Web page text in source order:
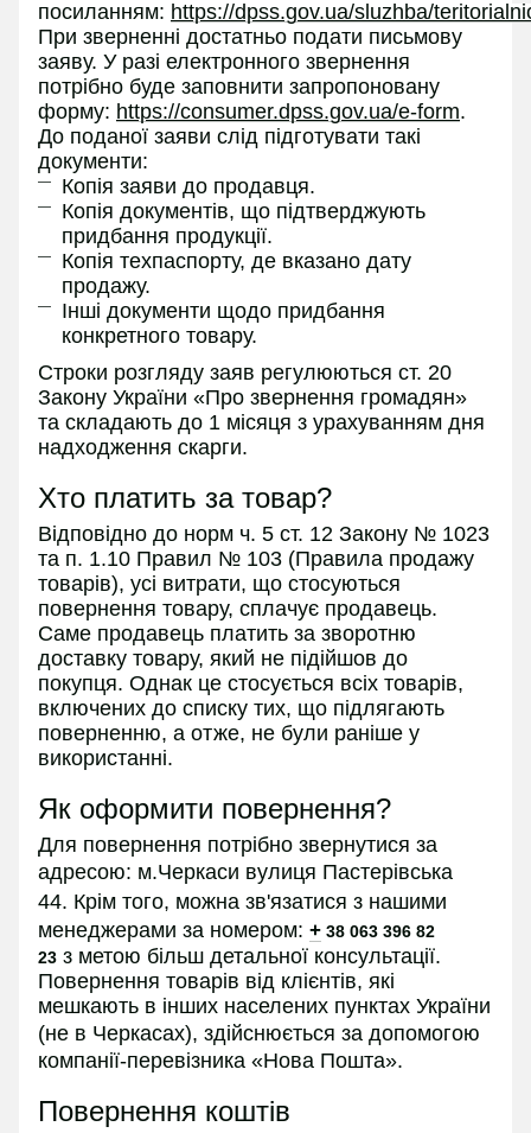
посиланням: https://dpss.gov.ua/sluzhba/
При зверненні достатньо подати письмову
заяву. У разі електронного звернення
потрібно буде заповнити запропоновану
форму: https://consumer.dpss.gov.ua/e-form.
До поданої заяви слід підготувати такі
документи:
Копія заяви до продавця.
Копія документів, що підтверджують
придбання продукції.
Копія техпаспорту, де вказано дату
продажу.
Інші документи щодо придбання
конкретного товару.
Строки розгляду заяв регулюються ст. 20
Закону України «Про звернення громадян»
та складають до 1 місяця з урахуванням дня
надходження скарги.
Хто платить за товар?
Відповідно до норм ч. 5 ст. 12 Закону № 1023
та п. 1.10 Правил № 103 (Правила продажу
товарів), усі витрати, що стосуються
повернення товару, сплачує продавець.
Саме продавець платить за зворотню
доставку товару, який не підійшов до
покупця. Однак це стосується всіх товарів,
включених до списку тих, що підлягають
поверненню, а отже, не були раніше у
використанні.
Як оформити повернення?
Для повернення потрібно звернутися за
адресою: м.Черкаси вулиця Пастерівська
44. Крім того, можна зв'язатися з нашими
менеджерами за номером: + 38 063 396 82
23 з метою більш детальної консультації.
Повернення товарів від клієнтів, які
мешкають в інших населених пунктах України
(не в Черкасах), здійснюється за допомогою
компанії-перевізника «Нова Пошта».
Повернення коштів